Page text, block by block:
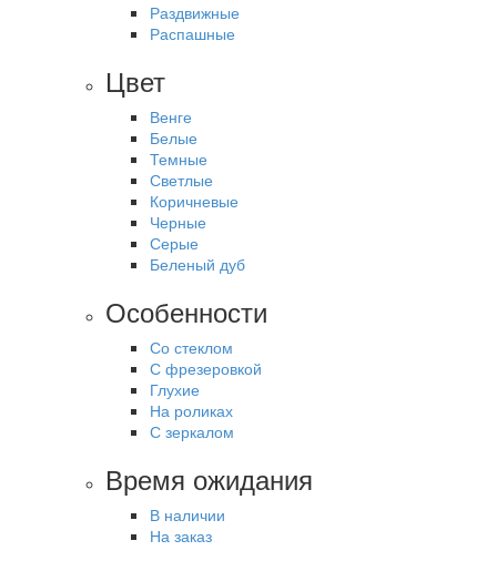
Раздвижные
Распашные
Цвет
Венге
Белые
Темные
Светлые
Коричневые
Черные
Серые
Беленый дуб
Особенности
Со стеклом
С фрезеровкой
Глухие
На роликах
С зеркалом
Время ожидания
В наличии
На заказ